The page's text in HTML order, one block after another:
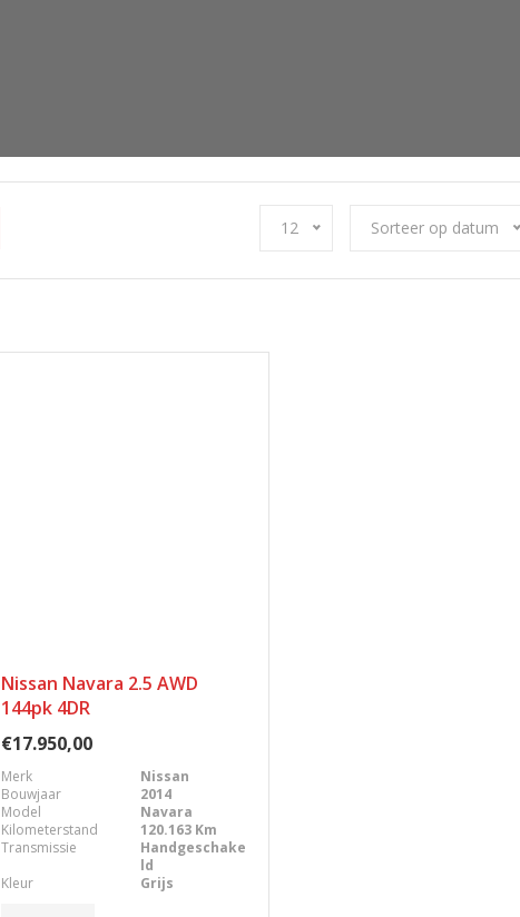
12 Sorteer op datum
Nissan Navara 2.5 AWD
144pk 4DR
€17.950,00
Merk
Nissan
Bouwjaar
2014
Model
Navara
Kilometerstand
120.163 Km
Transmissie
Handgeschake
ld
Kleur
Grijs